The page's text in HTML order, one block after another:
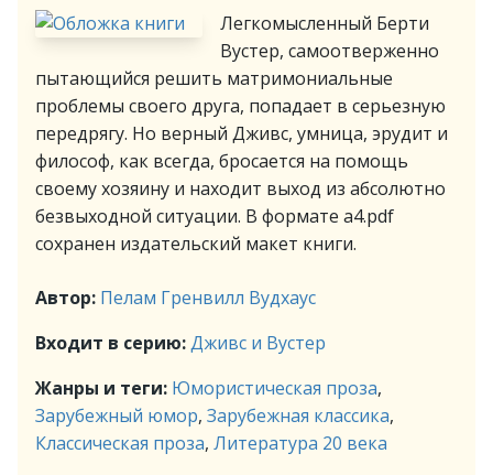
Легкомысленный Берти
Вустер, самоотверженно
пытающийся решить матримониальные
проблемы своего друга, попадает в серьезную
передрягу. Но верный Дживс, умница, эрудит и
философ, как всегда, бросается на помощь
своему хозяину и находит выход из абсолютно
безвыходной ситуации. В формате a4.pdf
сохранен издательский макет книги.
Автор: Пелам Гренвилл Вудхаус
Входит в серию:Дживс и Вустер
Жанры и теги: Юмористическая проза,
Зарубежный юмор, Зарубежная классика,
Классическая проза, Литература 20 века